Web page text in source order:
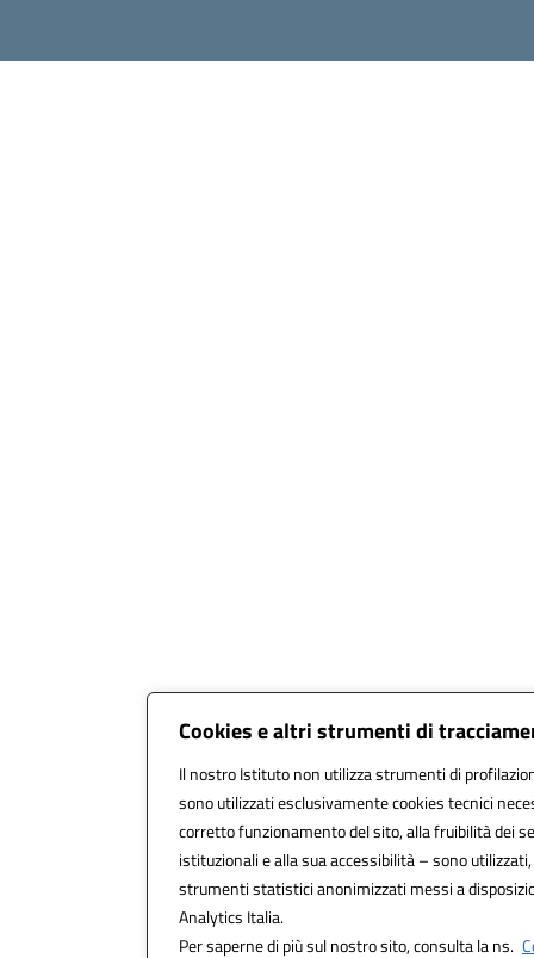
Cookies e altri strumenti di
Il nostro Istituto non utilizza strumenti di
sono utilizzati esclusivamente cookies tecnici
corretto funzionamento del sito, alla fruibilità dei
istituzionali e alla sua accessibilità – sono
strumenti statistici anonimizzati messi a
Analytics Italia.
Per saperne di più sul nostro sito, consulta la ns.